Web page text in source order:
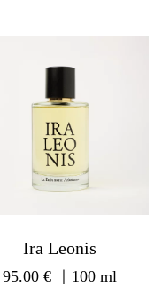
Ira Leonis
95.00 € ｜100 ml